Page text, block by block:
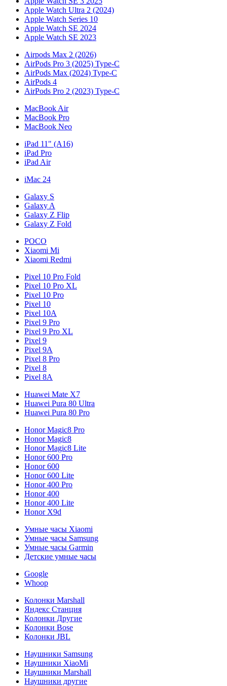
Apple Watch Ultra 2 (2024)
Apple Watch Series 10
Apple Watch SE 2024
Apple Watch SE 2023
Airpods Max 2 (2026)
AirPods Pro 3 (2025) Type-C
AirPods Max (2024) Type-C
AirPods 4
AirPods Pro 2 (2023) Type-C
MacBook Air
MacBook Pro
MacBook Neo
iPad 11" (A16)
iPad Pro
iPad Air
iMac 24
Galaxy S
Galaxy A
Galaxy Z Flip
Galaxy Z Fold
POCO
Xiaomi Mi
Xiaomi Redmi
Pixel 10 Pro Fold
Pixel 10 Pro XL
Pixel 10 Pro
Pixel 10
Pixel 10A
Pixel 9 Pro
Pixel 9 Pro XL
Pixel 9
Pixel 9A
Pixel 8 Pro
Pixel 8
Pixel 8A
Huawei Mate X7
Huawei Pura 80 Ultra
Huawei Pura 80 Pro
Honor Magic8 Pro
Honor Magic8
Honor Magic8 Lite
Honor 600 Pro
Honor 600
Honor 600 Lite
Honor 400 Pro
Honor 400
Honor 400 Lite
Honor X9d
Умные часы Xiaomi
Умные часы Samsung
Умные часы Garmin
Детские умные часы
Google
Whoop
Колонки Marshall
Яндекс Станция
Колонки Другие
Колонки Bose
Колонки JBL
Наушники Samsung
Наушники XiaoMi
Наушники Marshall
Наушники другие